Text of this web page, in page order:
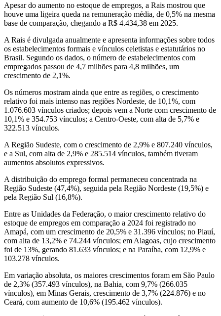
Apesar do aumento no estoque de empregos, a Rais mostrou que
houve uma ligeira queda na remuneração média, de 0,5% na mesma
base de comparação, chegando a R$ 4.434,38 em 2025.
A Rais é divulgada anualmente e apresenta informações sobre todos
os estabelecimentos formais e vínculos celetistas e estatutários no
Brasil. Segundo os dados, o número de estabelecimentos com
empregados passou de 4,7 milhões para 4,8 milhões, um
crescimento de 2,1%.
Os números mostram ainda que entre as regiões, o crescimento
relativo foi mais intenso nas regiões Nordeste, de 10,1%, com
1.076.603 vínculos criados; depois vem a Norte com crescimento de
10,1% e 354.753 vínculos; a Centro-Oeste, com alta de 5,7% e
322.513 vínculos.
A Região Sudeste, com o crescimento de 2,9% e 807.240 vínculos,
e a Sul, com alta de 2,9% e 285.514 vínculos, também tiveram
aumentos absolutos expressivos.
A distribuição do emprego formal permaneceu concentrada na
Região Sudeste (47,4%), seguida pela Região Nordeste (19,5%) e
pela Região Sul (16,8%).
Entre as Unidades da Federação, o maior crescimento relativo do
estoque de empregos em comparação a 2024 foi registrado no
Amapá, com um crescimento de 20,5% e 31.396 vínculos; no Piauí,
com alta de 13,2% e 74.244 vínculos; em Alagoas, cujo crescimento
foi de 13%, gerando 81.633 vínculos; e na Paraíba, com 12,9% e
103.278 vínculos.
Em variação absoluta, os maiores crescimentos foram em São Paulo
de 2,3% (357.493 vínculos), na Bahia, com 9,7% (266.035
vínculos), em Minas Gerais, crescimento de 3,7% (224.876) e no
Ceará, com aumento de 10,6% (195.462 vínculos).